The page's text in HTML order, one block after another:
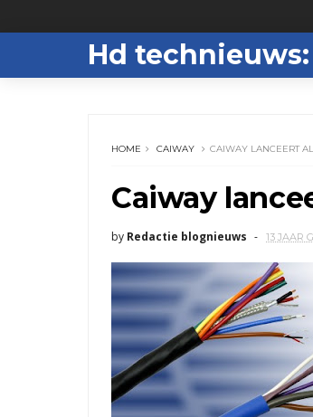
Hd
HOME CAIWAY CAIWAY LANCEERT
Caiway
by Redactie blognieuws 13 JAAR